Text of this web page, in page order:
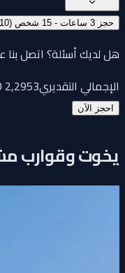
حجز 3 ساعات - 15 شخص (10% خصم)
هل لديك أسئلة؟ اتصل بنا
الإجمالي التقديري 2,2953 ساعات - 15 شخص (10% خصم)
احجز الآن
يخوت وقوارب